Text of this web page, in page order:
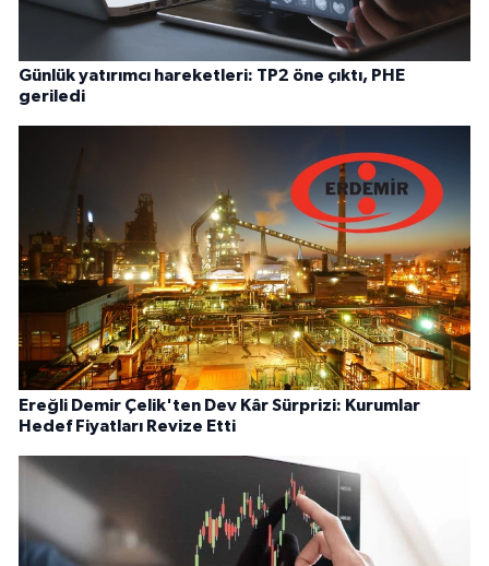
Günlük yatırımcı hareketleri: TP2 öne çıktı, PHE
geriledi
Ereğli Demir Çelik'ten Dev Kâr Sürprizi: Kurumlar
Hedef Fiyatları Revize Etti